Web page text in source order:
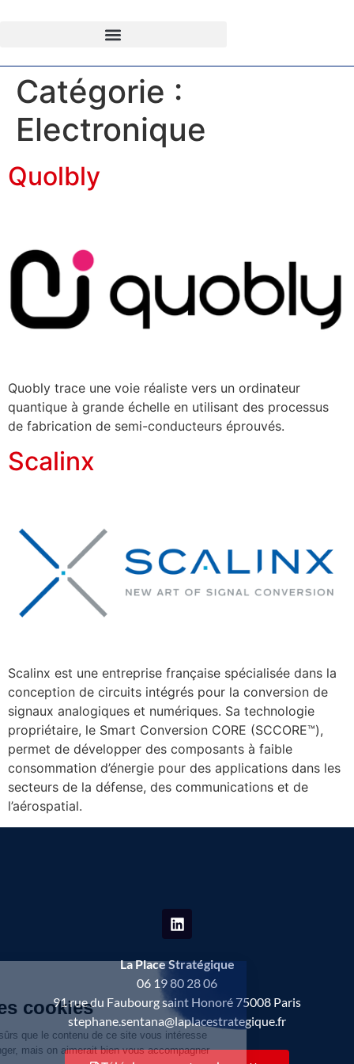
Catégorie :
Electronique
Quolbly
Quobly trace une voie réaliste vers un ordinateur
quantique à grande échelle en utilisant des processus
de fabrication de semi-conducteurs éprouvés.
Scalinx
Scalinx est une entreprise française spécialisée dans la
conception de circuits intégrés pour la conversion de
signaux analogiques et numériques. Sa technologie
propriétaire, le Smart Conversion CORE (SCCORE™),
permet de développer des composants à faible
consommation d’énergie pour des applications dans les
secteurs de la défense, des communications et de
l’aérospatial.
La Place Stratégique
06 19 80 28 06
91 rue du Faubourg saint Honoré 75008 Paris
stephane.sentana@laplacestrategique.fr